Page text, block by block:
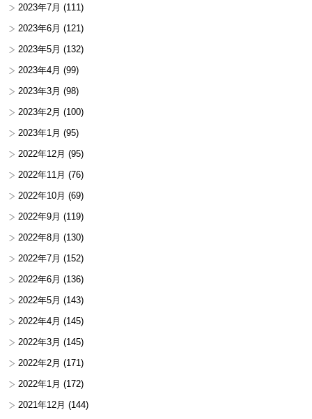
2023年7月 (111)
2023年6月 (121)
2023年5月 (132)
2023年4月 (99)
2023年3月 (98)
2023年2月 (100)
2023年1月 (95)
2022年12月 (95)
2022年11月 (76)
2022年10月 (69)
2022年9月 (119)
2022年8月 (130)
2022年7月 (152)
2022年6月 (136)
2022年5月 (143)
2022年4月 (145)
2022年3月 (145)
2022年2月 (171)
2022年1月 (172)
2021年12月 (144)